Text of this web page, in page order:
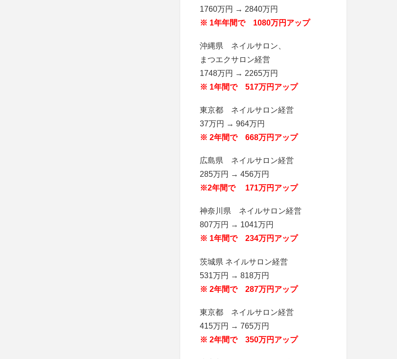
1760万円 → 2840万円
※ 1年年間で 1080万円アップ
沖縄県 ネイルサロン、
まつエクサロン経営
1748万円 → 2265万円
※ 1年間で 517万円アップ
東京都 ネイルサロン経営
37万円 → 964万円
※ 2年間で 668万円アップ
広島県 ネイルサロン経営
285万円 → 456万円
※2年間で 171万円アップ
神奈川県 ネイルサロン経営
807万円 → 1041万円
※ 1年間で 234万円アップ
茨城県 ネイルサロン経営
531万円 → 818万円
※ 2年間で 287万円アップ
東京都 ネイルサロン経営
415万円 → 765万円
※ 2年間で 350万円アップ